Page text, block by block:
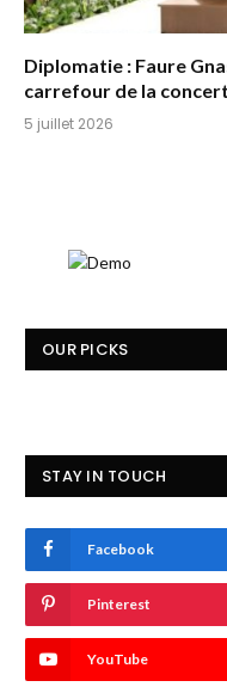
Diplomatie : Faure
carrefour de la
5 juillet 2026
OUR PICKS
STAY IN TOUCH
Facebook
Pinterest
YouTube